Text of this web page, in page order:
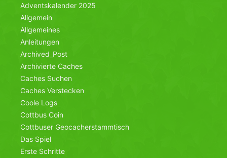
Adventskalender 2025
Allgemein
Allgemeines
Anleitungen
Archived_Post
Archivierte Caches
Caches Suchen
Caches Verstecken
Coole Logs
Cottbus Coin
Cottbuser Geocacherstammtisch
Das Spiel
Erste Schritte